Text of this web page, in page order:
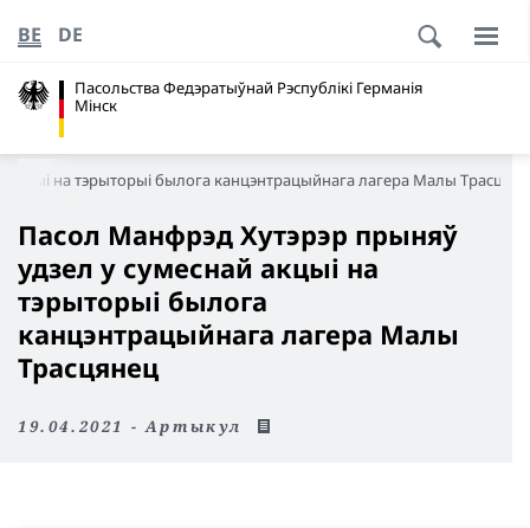
Пасольства Федэратыўнай Рэспублікі Германія
Мінск
BE DE
на тэрыторыі былога канцэнтрацыйнага лагера Малы
Пасол Манфрэд Хутэрэр прыняў
удзел у сумеснай акцыі на
тэрыторыі былога
канцэнтрацыйнага лагера Малы
Трасцянец
19.04.2021 - Артыкул